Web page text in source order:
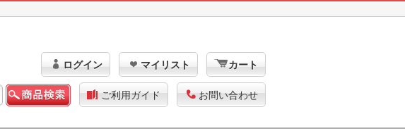
ログイン マイリスト カート
ご利用ガイド お問い合わせ